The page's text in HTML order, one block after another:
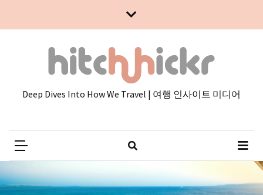
Deep Dives Into How We Travel | 여행 인사이트 미디어